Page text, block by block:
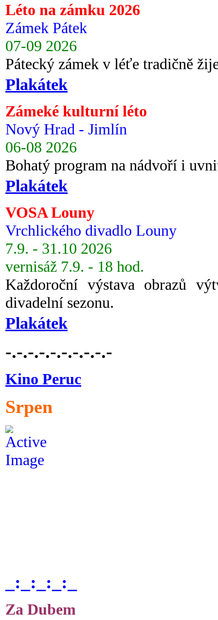
Léto na zámku 2026
Zámek Pátek
07-09 2026
Pátecký zámek v léťe tradičně
Plakátek
Zámeké kulturní léto
Nový Hrad - Jimlín
06-08 2026
Bohatý program na nádvoří i
Plakátek
VOSA Louny
Vrchlického divadlo Louny
7.9. - 31.10 2026
vernisáž 7.9. - 18 hod.
Každoroční výstava obrazů
divadelní sezonu.
Plakátek
-.-.-.-.-.-.-.-.-.-
Kino Peruc
Srpen
_:_:_:_:_
Za Dubem